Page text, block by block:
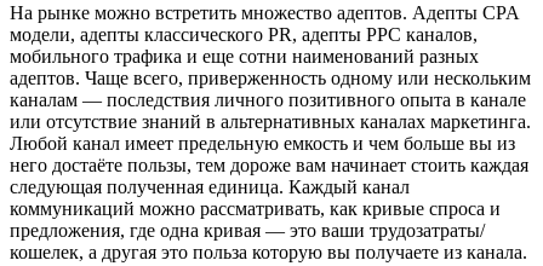
На рынке можно встретить множество адептов. Адепты CPA
модели, адепты классического PR, адепты PPC каналов,
мобильного трафика и еще сотни наименований разных
адептов. Чаще всего, приверженность одному или нескольким
каналам — последствия личного позитивного опыта в канале
или отсутствие знаний в альтернативных каналах маркетинга.
Любой канал имеет предельную емкость и чем больше вы из
него достаёте пользы, тем дороже вам начинает стоить каждая
следующая полученная единица. Каждый канал
коммуникаций можно рассматривать, как кривые спроса и
предложения, где одна кривая — это ваши трудозатраты/
кошелек, а другая это польза которую вы получаете из канала.